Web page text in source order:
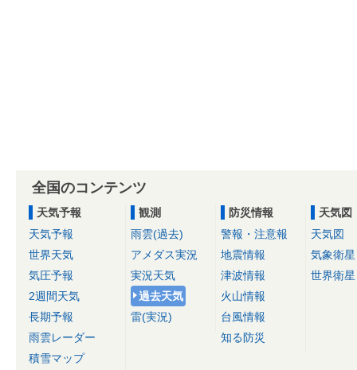
全国のコンテンツ
天気予報
天気予報
世界天気
気圧予報
2週間天気
長期予報
雨雲レーダー
積雪マップ
観測
雨雲(過去)
アメダス実況
実況天気
過去天気
雷(実況)
防災情報
警報・注意報
地震情報
津波情報
火山情報
台風情報
知る防災
天気図
天気図
気象衛星
世界衛星